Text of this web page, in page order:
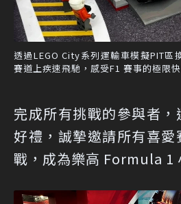
透過LEGO City系列運輸車模擬PIT區
賽道上疾速飛馳，感受F1 賽事的極限
完成所有挑戰的參與者，
好禮，誠摯邀請所有喜
戰，成為樂高 Formula 1